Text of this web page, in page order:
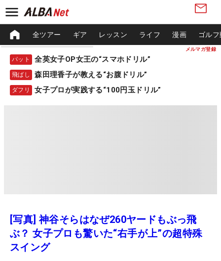
メルマガ登録
全ツアー ギア レッスン ライフ 漫画 ゴル
パット 全英女子OP女王の“スマホドリル”
飛ばし 森田理香子が教える“お腹ドリル”
ダフリ 女子プロが実践する“100円玉ドリル”
[写真] 神谷そらはなぜ260ヤードもぶっ飛
ぶ？ 女子プロも驚いた“右手が上”の超特殊
スイング